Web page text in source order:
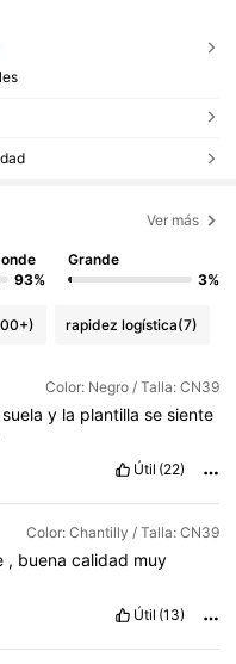
Ver más
93%
Grande
3%
rapidez logística(7)
Color: Negro / Talla: CN39
suela y la plantilla se siente
Útil (22)
Color: Chantilly / Talla: CN39
, buena calidad muy
Útil (13)